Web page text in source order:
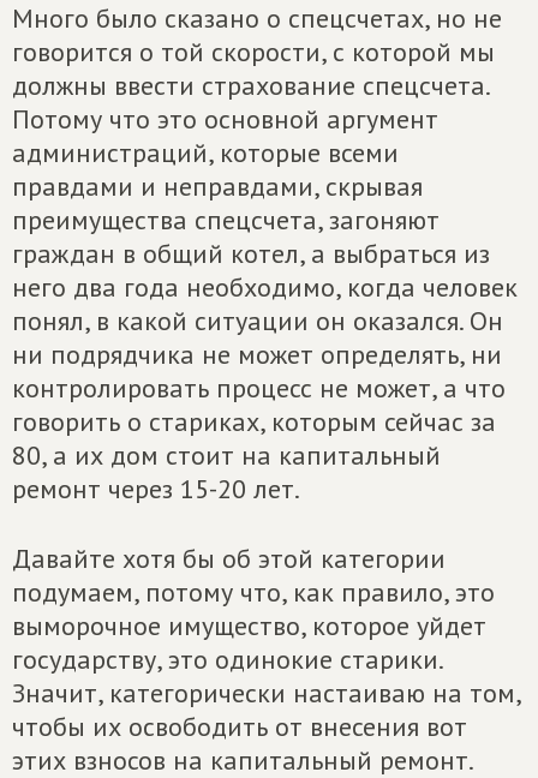
Много было сказано о спецсчетах, но не
говорится о той скорости, с которой мы
должны ввести страхование спецсчета.
Потому что это основной аргумент
администраций, которые всеми
правдами и неправдами, скрывая
преимущества спецсчета, загоняют
граждан в общий котел, а выбраться из
него два года необходимо, когда человек
понял, в какой ситуации он оказался. Он
ни подрядчика не может определять, ни
контролировать процесс не может, а что
говорить о стариках, которым сейчас за
80, а их дом стоит на капитальный
ремонт через 15-20 лет.
Давайте хотя бы об этой категории
подумаем, потому что, как правило, это
выморочное имущество, которое уйдет
государству, это одинокие старики.
Значит, категорически настаиваю на том,
чтобы их освободить от внесения вот
этих взносов на капитальный ремонт.